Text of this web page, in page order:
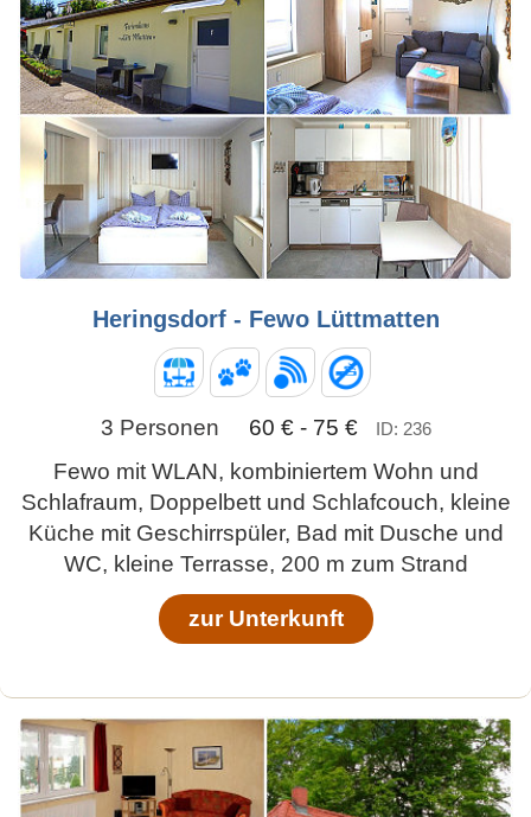
Heringsdorf - Fewo Lüttmatten
3 Personen 60 € - 75 € ID: 236
Fewo mit WLAN, kombiniertem Wohn und
Schlafraum, Doppelbett und Schlafcouch, kleine
Küche mit Geschirrspüler, Bad mit Dusche und
WC, kleine Terrasse, 200 m zum Strand
zur Unterkunft